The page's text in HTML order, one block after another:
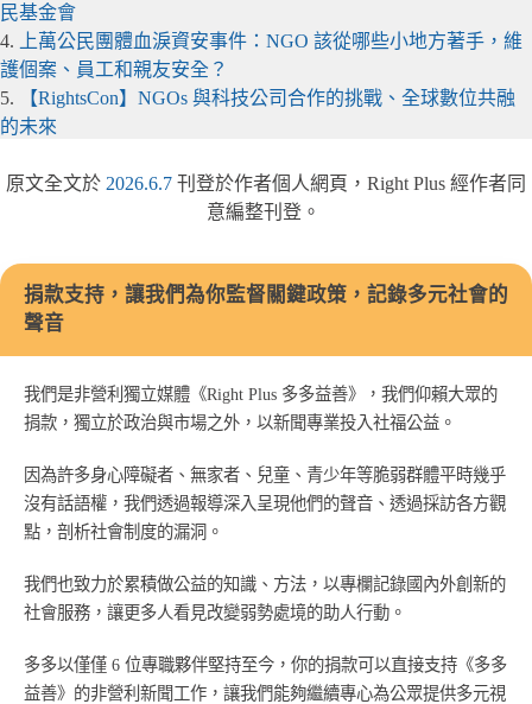
民基金會
4.
上萬公民團體血淚資安事件：NGO 該從哪些小地方著手，維
護個案、員工和親友安全？
5.
【RightsCon】NGOs 與科技公司合作的挑戰、全球數位共融
的未來
原文全文於 2026.6.7 刊登於作者個人網頁，Right Plus 經作者同
意編整刊登。
捐款支持，讓我們為你監督關鍵政策，記錄多元社會的
聲音
我們是非營利獨立媒體《Right Plus 多多益善》，我們仰賴大眾的
捐款，獨立於政治與市場之外，以新聞專業投入社福公益。
因為許多身心障礙者、無家者、兒童、青少年等脆弱群體平時幾乎
沒有話語權，我們透過報導深入呈現他們的聲音、透過採訪各方觀
點，剖析社會制度的漏洞。
我們也致力於累積做公益的知識、方法，以專欄記錄國內外創新的
社會服務，讓更多人看見改變弱勢處境的助人行動。
多多以僅僅 6 位專職夥伴堅持至今，你的捐款可以直接支持《多多
益善》的非營利新聞工作，讓我們能夠繼續專心為公眾提供多元視